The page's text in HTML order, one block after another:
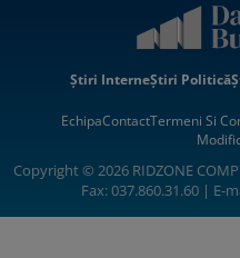
Știri InterneȘtiri Politică
EchipaContactTermeni Si
Copyright © 2026 RIDZONE
Fax: 037.860.31.60 | E-